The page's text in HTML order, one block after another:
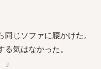
じソファに腰かけた。
気はなかった。